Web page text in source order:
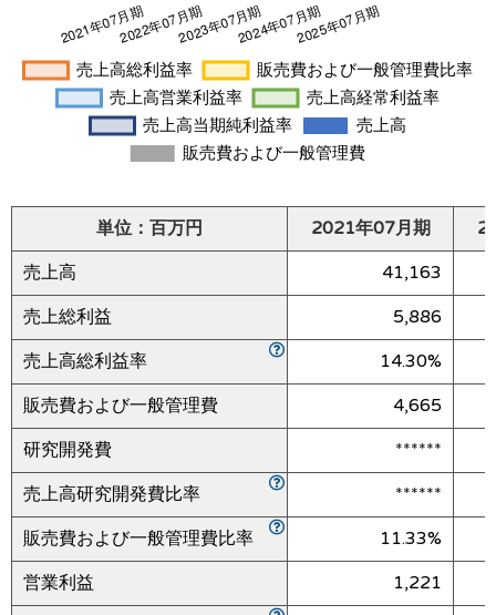
単位：百万円 2021年07月期
売上高
41,163
売上総利益
5,886
売上高総利益率
14.30%
販売費および一般管理費
4,665
研究開発費
******
売上高研究開発費比率
******
販売費および一般管理費比率
11.33%
営業利益
1,221